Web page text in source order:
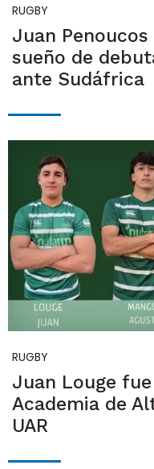
RUGBY
Juan
sueño de
ante Sudáfrica
RUGBY
Juan Louge
Academia de
UAR